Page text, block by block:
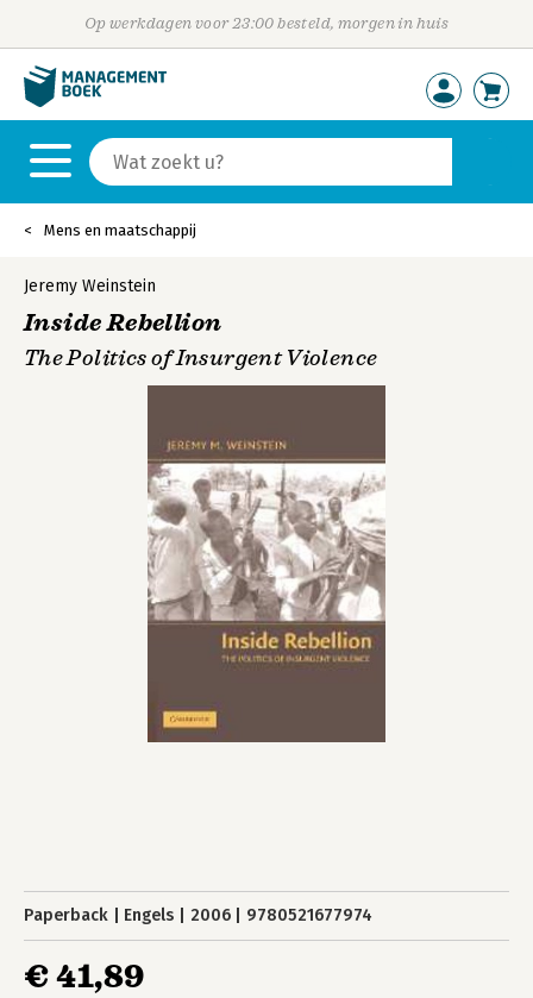
Op werkdagen voor 23:00 besteld, morgen in huis
Mens en maatschappij
Jeremy Weinstein
Inside Rebellion
The Politics of Insurgent Violence
Paperback Engels 2006 9780521677974
€ 41,89